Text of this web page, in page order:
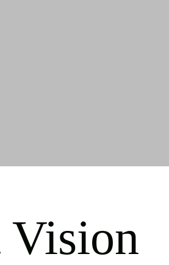
Vision